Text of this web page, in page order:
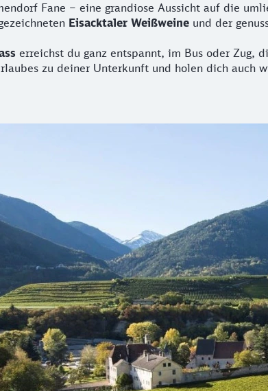
Fane – eine grandiose Aussicht auf die
Eisacktaler Weißweine und der
erreichst du ganz entspannt, im Bus oder Zug,
zu deiner Unterkunft und holen dich auch